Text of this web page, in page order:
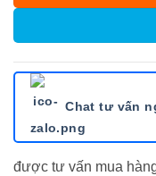
Chat tư vấn
được tư vấn mua